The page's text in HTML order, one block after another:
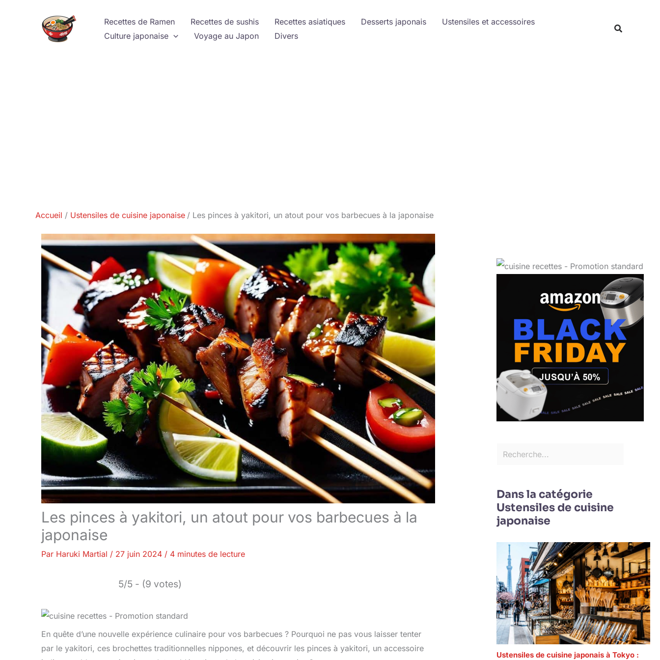
Recettes de Ramen Recettes de sushis Recettes asiatiques Desserts japonais
Ustensiles et accessoires
Culture japonaise
Voyage au Japon Divers
Accueil Ustensiles de cuisine japonaise Les pinces à yakitori, un atout pour vos barbecues à la japonaise
Les pinces à yakitori, un atout pour vos barbecues à la
japonaise
Par Haruki Martial / 27 juin 2024 / 4 minutes de lecture
5/5 - (9 votes)
En quête d’une nouvelle expérience culinaire pour vos barbecues ? Pourquoi ne pas vous laisser tenter
par le yakitori, ces brochettes traditionnelles nippones, et découvrir les pinces à yakitori, un accessoire
Dans la catégorie
Ustensiles de cuisine
japonaise
Ustensiles de cuisine japonais à Tokyo :